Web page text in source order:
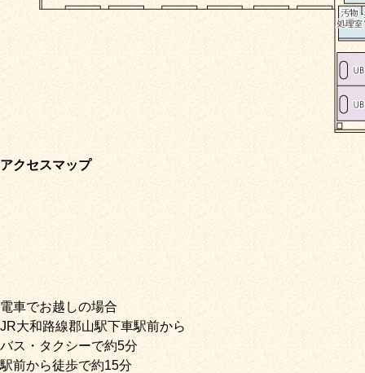
アクセスマップ
電車でお越しの場合
JR大和路線郡山駅下車駅前から
バス・タクシーで約5分
駅前から徒歩で約15分